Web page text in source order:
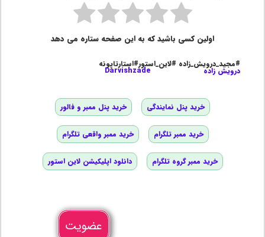
اولین کسی باشید که به این صفحه ستاره می دهد
#مجید_درویش_زاده #لاین_استور#استارتاپونه
درویش زاده Darvishzade
خرید پنل نمایندگی خرید پنل ممبر و فالور
خرید ممبر تلگرام خرید ممبر واقعی تلگرام
خرید ممبر گروه تلگرام دانلود اپلیکیشن لاین استور
عضویت